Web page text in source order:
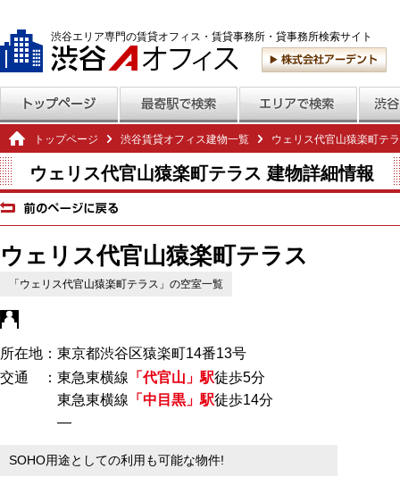
渋谷エリア専門の賃貸オフィス・賃貸事務所・貸事務所検索サイト
トップページ 渋谷賃貸オフィス建物一覧 ウェリス代官⼭猿楽町テ
ウェリス代官⼭猿楽町テラス 建物詳細情報
ウェリス代官⼭猿楽町テラス
「ウェリス代官⼭猿楽町テラス」の空室一覧
所在地：東京都渋谷区猿楽町14番13号
交通 ：東急東横線 「代官山」駅徒歩5分
東急東横線 「中目黒」駅徒歩14分
―
SOHO用途としての利用も可能な物件!